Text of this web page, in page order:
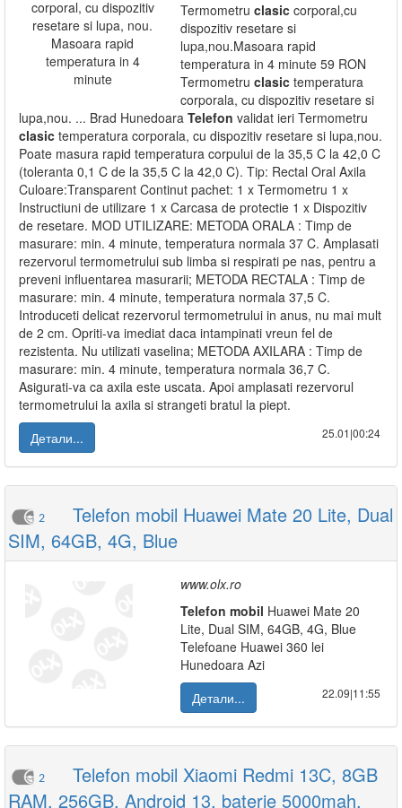
Termometru clasic corporal,cu
dispozitiv resetare si
lupa,nou.Masoara rapid
temperatura in 4 minute 59 RON
Termometru clasic temperatura
corporala, cu dispozitiv resetare si
lupa,nou. ... Brad Hunedoara Telefon validat ieri Termometru
clasic temperatura corporala, cu dispozitiv resetare si lupa,nou.
Poate masura rapid temperatura corpului de la 35,5 C la 42,0 C
(toleranta 0,1 C de la 35,5 C la 42,0 C). Tip: Rectal Oral Axila
Culoare:Transparent Continut pachet: 1 x Termometru 1 x
Instructiuni de utilizare 1 x Carcasa de protectie 1 x Dispozitiv
de resetare. MOD UTILIZARE: METODA ORALA : Timp de
masurare: min. 4 minute, temperatura normala 37 C. Amplasati
rezervorul termometrului sub limba si respirati pe nas, pentru a
preveni influentarea masurarii; METODA RECTALA : Timp de
masurare: min. 4 minute, temperatura normala 37,5 C.
Introduceti delicat rezervorul termometrului in anus, nu mai mult
de 2 cm. Opriti-va imediat daca intampinati vreun fel de
rezistenta. Nu utilizati vaselina; METODA AXILARA : Timp de
masurare: min. 4 minute, temperatura normala 36,7 C.
Asigurati-va ca axila este uscata. Apoi amplasati rezervorul
termometrului la axila si strangeti bratul la piept.
Детали...
25.01|00:24
2
Telefon mobil Huawei Mate 20 Lite, Dual
SIM, 64GB, 4G, Blue
www.olx.ro
Telefon mobil Huawei Mate 20
Lite, Dual SIM, 64GB, 4G, Blue
Telefoane Huawei 360 lei
Hunedoara Azi
Детали...
22.09|11:55
2
Telefon mobil Xiaomi Redmi 13C, 8GB
RAM, 256GB, Android 13, baterie 5000mah,